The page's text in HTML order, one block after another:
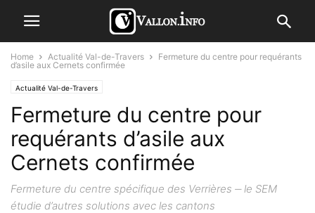
Home Actualité Val-de-Travers
Fermeture du centre pour requérants
d’asile aux Cernets confirmée
Actualité Val-de-Travers
Fermeture du centre pour
requérants d’asile aux
Cernets confirmée
Fermeture du centre spécifique des Verrières ‒ le SEM
étudie d’autres solutions avec les cantons